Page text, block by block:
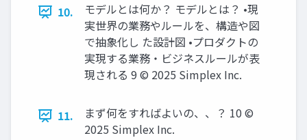
10.
モデルとは何か？ モデルとは？ •現
実世界の業務やルールを、構造や図
で抽象化し た設計図 •プロダクトの
実現する業務・ビジネスルールが表
現される 9 © 2025 Simplex Inc.
11.
まず何をすればよいの、、？ 10 ©
2025 Simplex Inc.